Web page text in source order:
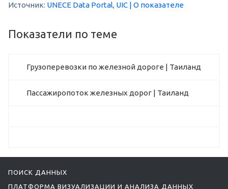
Источник: UNECE Data Portal, UIC | О показателе
Показатели по теме
Грузоперевозки по железной дороге | Таиланд
Пассажиропоток железных дорог | Таиланд
ПОИСК ДАННЫХ
ПЛАТФОРМА ВИЗУАЛИЗАЦИИ И АНАЛИЗА ДАННЫХ